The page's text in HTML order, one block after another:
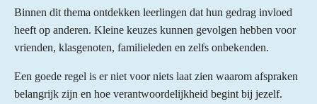
Binnen dit thema ontdekken leerlingen dat hun gedrag invloed
heeft op anderen. Kleine keuzes kunnen gevolgen hebben voor
vrienden, klasgenoten, familieleden en zelfs onbekenden.
Een goede regel is er niet voor niets laat zien waarom afspraken
belangrijk zijn en hoe verantwoordelijkheid begint bij jezelf.